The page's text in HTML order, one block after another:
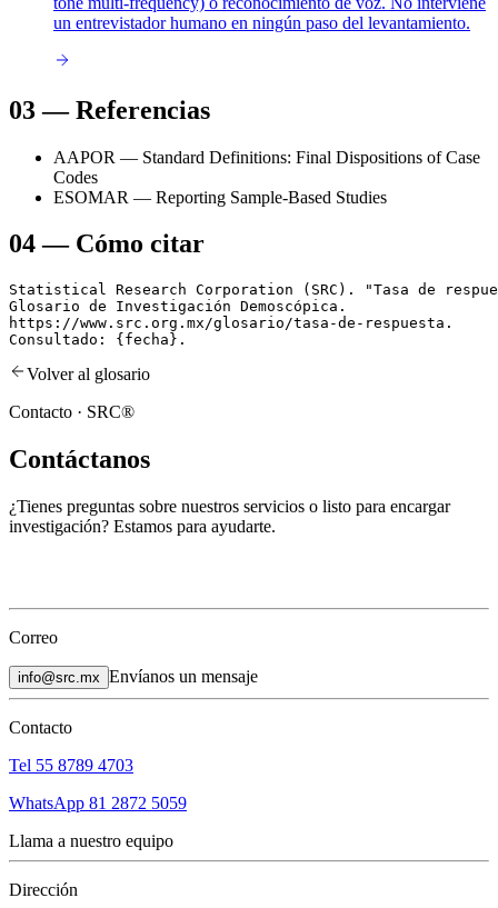
un entrevistador humano en ningún paso del levantamiento.
03 — Referencias
AAPOR — Standard Definitions: Final Dispositions of Case
Codes
ESOMAR — Reporting Sample-Based Studies
04 — Cómo citar
Statistical Research Corporation (SRC). "Tasa de
Glosario de Investigación Demoscópica.
https://www.src.org.mx/glosario/tasa-de-respuesta.
Consultado: {fecha}.
Volver al glosario
Contacto · SRC®
Contáctanos
¿Tienes preguntas sobre nuestros servicios o listo para encargar
investigación? Estamos para ayudarte.
Correo
info@src.mx Envíanos un mensaje
Contacto
Tel 55 8789 4703
WhatsApp 81 2872 5059
Llama a nuestro equipo
Dirección